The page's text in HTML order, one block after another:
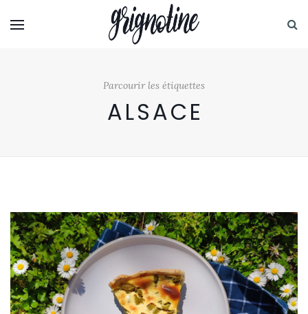
Parcourir les étiquettes
ALSACE